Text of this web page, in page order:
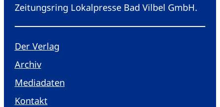
Zeitungsring Lokalpresse Bad Vilbel GmbH.
Der Verlag
Archiv
Mediadaten
Kontakt